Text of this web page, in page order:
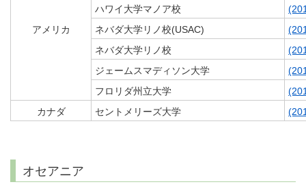
アメリカ
ハワイ大学マノア校
ネバダ大学リノ校(USAC)
ネバダ大学リノ校
ジェームスマディソン大学
フロリダ州立大学
カナダ
セントメリーズ大学
オセアニア